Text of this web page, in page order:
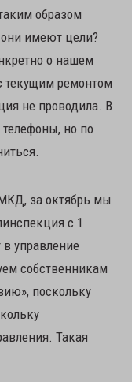
образом
имеют цели?
о нашем
текущим ремонтом
не проводила. В
но по
за октябрь мы
с 1
управление
собственникам
поскольку
Такая